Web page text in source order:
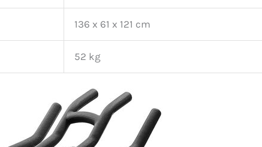
136 x 61 x 121 cm
52 kg